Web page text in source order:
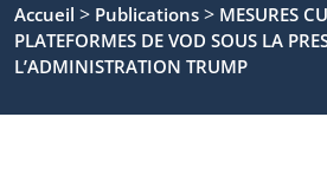
Accueil > Publications > MESURES
PLATEFORMES DE VOD SOUS LA
L’ADMINISTRATION TRUMP